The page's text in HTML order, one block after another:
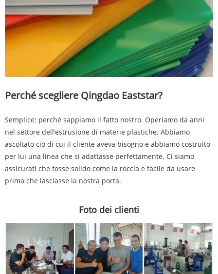
Perché scegliere Qingdao Eaststar?
Semplice: perché sappiamo il fatto nostro. Operiamo da anni
nel settore dell'estrusione di materie plastiche. Abbiamo
ascoltato ciò di cui il cliente aveva bisogno e abbiamo costruito
per lui una linea che si adattasse perfettamente. Ci siamo
assicurati che fosse solido come la roccia e facile da usare
prima che lasciasse la nostra porta.
Foto dei clienti